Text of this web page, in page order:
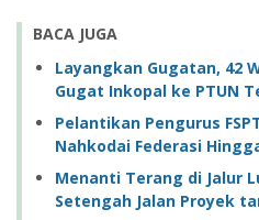
BACA JUGA
Layangkan Gugatan, 42
Gugat Inkopal ke PTUN
Pelantikan Pengurus
Nahkodai Federasi
Menanti Terang di Jalur
Setengah Jalan Proyek